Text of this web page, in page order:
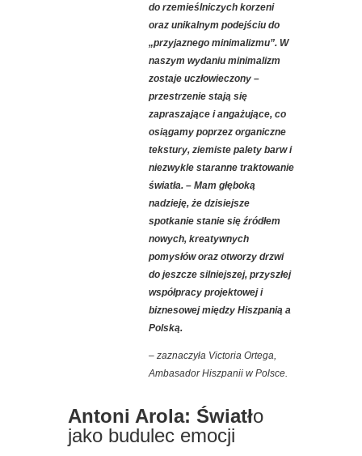
do rzemieślniczych korzeni
oraz unikalnym podejściu do
„przyjaznego minimalizmu”. W
naszym wydaniu minimalizm
zostaje uczłowieczony –
przestrzenie stają się
zapraszające i angażujące, co
osiągamy poprzez organiczne
tekstury, ziemiste palety barw i
niezwykle staranne traktowanie
światła. – Mam głęboką
nadzieję, że dzisiejsze
spotkanie stanie się źródłem
nowych, kreatywnych
pomysłów oraz otworzy drzwi
do jeszcze silniejszej, przyszłej
współpracy projektowej i
biznesowej między Hiszpanią a
Polską.
– zaznaczyła Victoria Ortega,
Ambasador Hiszpanii w Polsce.
Antoni Arola: Światło
jako budulec emocji